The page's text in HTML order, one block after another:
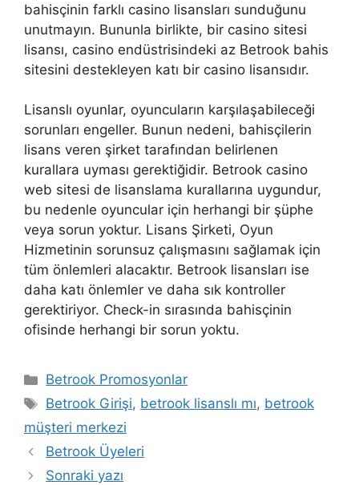
bahisçinin farklı casino lisansları sunduğunu
unutmayın. Bununla birlikte, bir casino sitesi
lisansı, casino endüstrisindeki az Betrook bahis
sitesini destekleyen katı bir casino lisansıdır.
Lisanslı oyunlar, oyuncuların karşılaşabileceği
sorunları engeller. Bunun nedeni, bahisçilerin
lisans veren şirket tarafından belirlenen
kurallara uyması gerektiğidir. Betrook casino
web sitesi de lisanslama kurallarına uygundur,
bu nedenle oyuncular için herhangi bir şüphe
veya sorun yoktur. Lisans Şirketi, Oyun
Hizmetinin sorunsuz çalışmasını sağlamak için
tüm önlemleri alacaktır. Betrook lisansları ise
daha katı önlemler ve daha sık kontroller
gerektiriyor. Check-in sırasında bahisçinin
ofisinde herhangi bir sorun yoktu.
Kategoriler
Betrook Promosyonlar
Etiketler
Betrook Girişi, betrook lisanslı mı, betrook
müşteri merkezi
Betrook Üyeleri
Sonraki yazı